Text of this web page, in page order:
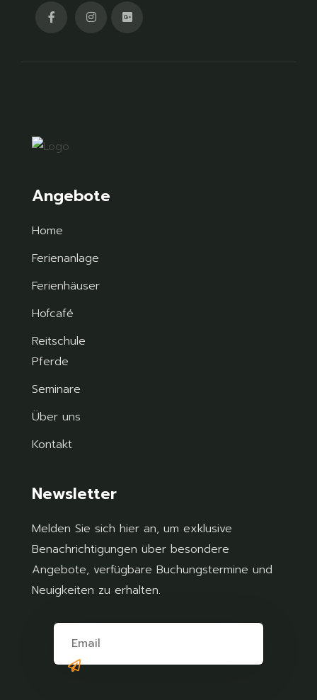
Angebote
Home
Ferienanlage
Ferienhäuser
Hofcafé
Reitschule
Pferde
Seminare
Über uns
Kontakt
Newsletter
Melden Sie sich hier an, um exklusive
Benachrichtigungen über besondere
Angebote, verfügbare Buchungstermine und
Neuigkeiten zu erhalten.